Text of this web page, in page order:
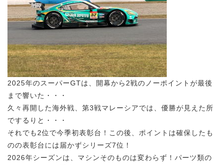
2025年のスーパーGTは、開幕から2戦のノーポイントが最後
まで響いた・・・
久々再開した海外戦、第3戦マレーシアでは、優勝が見えた所
でするりと・・・
それでも2位で今季初表彰台！この後、ポイントは確保したも
のの表彰台には届かずシリーズ7位！
2026年シーズンは、マシンそのものは変わらず！パーツ類の